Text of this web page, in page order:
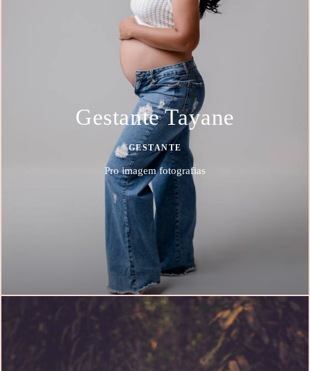
Gestante Tayane
GESTANTE
Pro imagem fotografias